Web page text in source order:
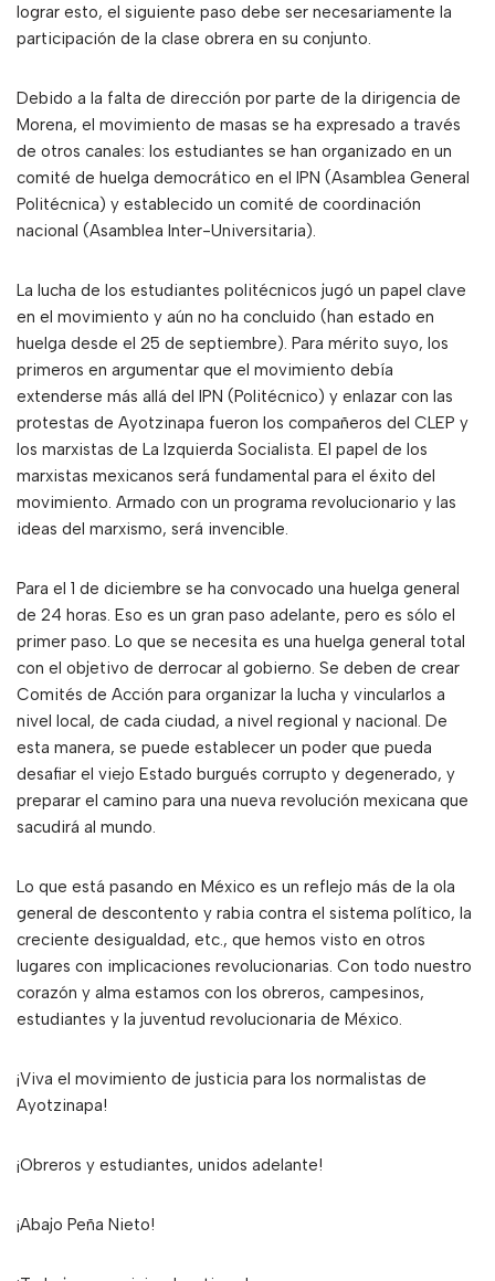
lograr esto, el siguiente paso debe ser necesariamente la
participación de la clase obrera en su conjunto.
Debido a la falta de dirección por parte de la dirigencia de
Morena, el movimiento de masas se ha expresado a través
de otros canales: los estudiantes se han organizado en un
comité de huelga democrático en el IPN (Asamblea General
Politécnica) y establecido un comité de coordinación
nacional (Asamblea Inter-Universitaria).
La lucha de los estudiantes politécnicos jugó un papel clave
en el movimiento y aún no ha concluido (han estado en
huelga desde el 25 de septiembre). Para mérito suyo, los
primeros en argumentar que el movimiento debía
extenderse más allá del IPN (Politécnico) y enlazar con las
protestas de Ayotzinapa fueron los compañeros del CLEP y
los marxistas de La Izquierda Socialista. El papel de los
marxistas mexicanos será fundamental para el éxito del
movimiento. Armado con un programa revolucionario y las
ideas del marxismo, será invencible.
Para el 1 de diciembre se ha convocado una huelga general
de 24 horas. Eso es un gran paso adelante, pero es sólo el
primer paso. Lo que se necesita es una huelga general total
con el objetivo de derrocar al gobierno. Se deben de crear
Comités de Acción para organizar la lucha y vincularlos a
nivel local, de cada ciudad, a nivel regional y nacional. De
esta manera, se puede establecer un poder que pueda
desafiar el viejo Estado burgués corrupto y degenerado, y
preparar el camino para una nueva revolución mexicana que
sacudirá al mundo.
Lo que está pasando en México es un reflejo más de la ola
general de descontento y rabia contra el sistema político, la
creciente desigualdad, etc., que hemos visto en otros
lugares con implicaciones revolucionarias. Con todo nuestro
corazón y alma estamos con los obreros, campesinos,
estudiantes y la juventud revolucionaria de México.
¡Viva el movimiento de justicia para los normalistas de
Ayotzinapa!
¡Obreros y estudiantes, unidos adelante!
¡Abajo Peña Nieto!